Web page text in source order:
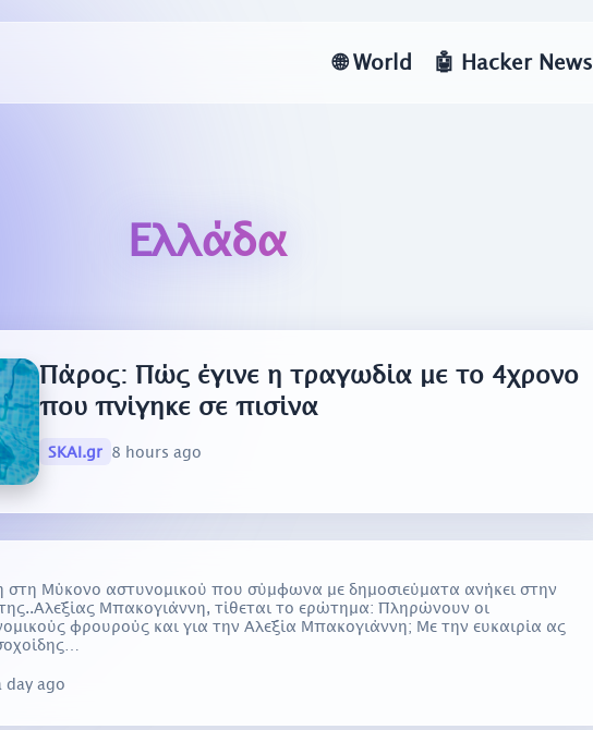
🌐World 🤖 Hacker News
Ελλάδα
Πάρος: Πώς έγινε η τραγωδία με το 4χρονο
που πνίγηκε σε πισίνα
SKAI.gr 8 hours ago
Μύκονο αστυνομικού που σύμφωνα με δημοσιεύματα ανήκει στην
Μπακογιάννη, τίθεται το ερώτημα: Πληρώνουν οι
φρουρούς και για την Αλεξία Μπακογιάννη; Με την ευκαιρία ας
day ago